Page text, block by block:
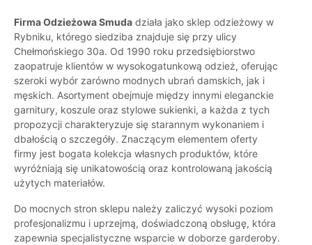
Firma Odzieżowa Smuda działa jako sklep odzieżowy w
Rybniku, którego siedziba znajduje się przy ulicy
Chełmońskiego 30a. Od 1990 roku przedsiębiorstwo
zaopatruje klientów w wysokogatunkową odzież, oferując
szeroki wybór zarówno modnych ubrań damskich, jak i
męskich. Asortyment obejmuje między innymi eleganckie
garnitury, koszule oraz stylowe sukienki, a każda z tych
propozycji charakteryzuje się starannym wykonaniem i
dbałością o szczegóły. Znaczącym elementem oferty
firmy jest bogata kolekcja własnych produktów, które
wyróżniają się unikatowością oraz kontrolowaną jakością
użytych materiałów.
Do mocnych stron sklepu należy zaliczyć wysoki poziom
profesjonalizmu i uprzejmą, doświadczoną obsługę, która
zapewnia specjalistyczne wsparcie w doborze garderoby.